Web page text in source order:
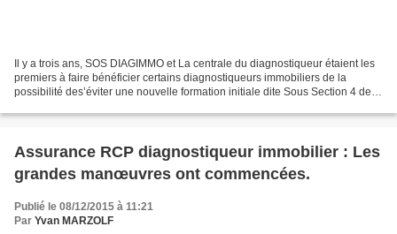
Il y a trois ans, SOS DIAGIMMO et La centrale du diagnostiqueur étaient les
premiers à faire bénéficier certains diagnostiqueurs immobiliers de la
possibilité des’éviter une nouvelle formation initiale dite Sous Section 4 de 3
Assurance RCP diagnostiqueur immobilier : Les
grandes manœuvres ont commencées.
Publié le 08/12/2015 à 11:21
Par Yvan MARZOLF